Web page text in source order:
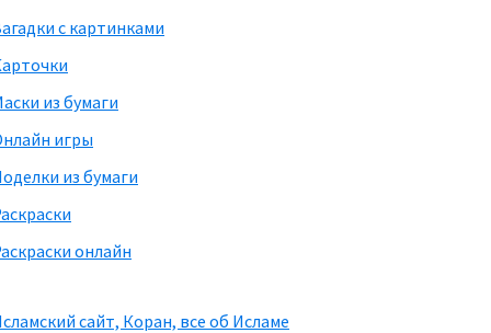
с картинками
из бумаги
игры
из бумаги
онлайн
сайт, Коран, все об Исламе